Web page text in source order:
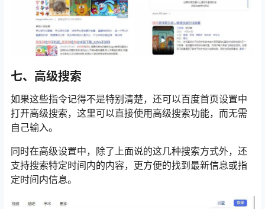
七、高级搜索
如果这些指令记得不是特别清楚，还可以百度首页设置中
打开高级搜索，这里可以直接使用高级搜索功能，而无需
自己输入。
同时在高级设置中，除了上面说的这几种搜索方式外，还
支持搜索特定时间内的内容，更方便的找到最新信息或指
定时间内信息。